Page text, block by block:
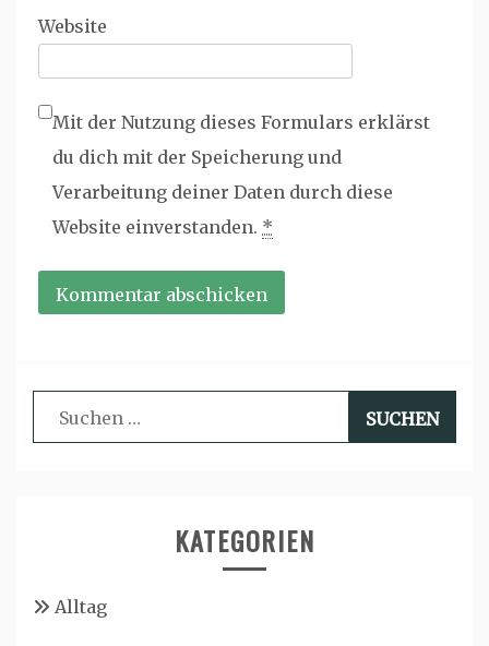
Website
Mit der Nutzung dieses Formulars erklärst
du dich mit der Speicherung und
Verarbeitung deiner Daten durch diese
Website einverstanden. *
Suchen
nach:
KATEGORIEN
Alltag